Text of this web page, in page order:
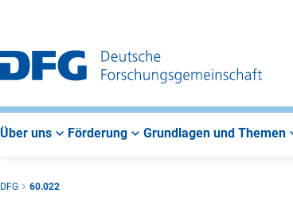
Über uns Förderung Grundlagen und Themen
DFG 60.022